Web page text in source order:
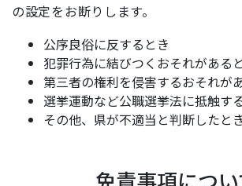
の設定をお断りします。
公序良俗に反するとき
犯罪行為に結びつくおそれがある
第三者の権利を侵害するおそれが
選挙運動など公職選挙法に抵触す
その他、県が不適当と判断したと
免責事項につい